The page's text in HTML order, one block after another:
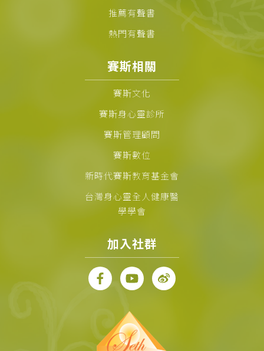
推薦有聲書
熱門有聲書
賽斯相關
賽斯文化
賽斯身心靈診所
賽斯管理顧問
賽斯數位
新時代賽斯教育基金會
台灣身心靈全人健康醫
學學會
加入社群